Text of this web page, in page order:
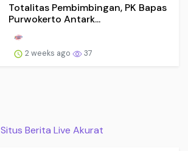
Totalitas Pembimbingan, PK Bapas
Purwokerto Antark...
2 weeks ago 37
Situs Berita Live Akurat